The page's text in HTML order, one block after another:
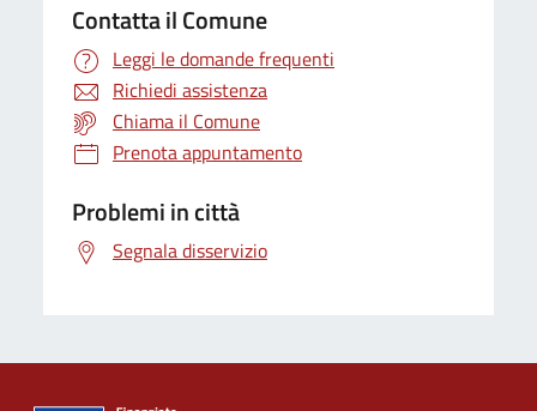
Contatta il Comune
Leggi le domande frequenti
Richiedi assistenza
Chiama il Comune
Prenota appuntamento
Problemi in città
Segnala disservizio